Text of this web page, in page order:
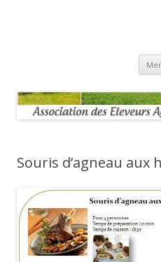
Souris d’agneau aux